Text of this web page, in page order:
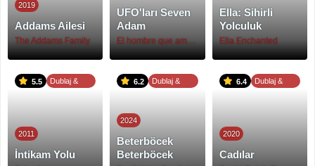
2019
Addams Ailesi
The Addams Family
UFO'ları Seven
Adam
El hombre que amaba los platos voladores
Ella: Sihirli
Yolculuk
Ella Enchanted
5.5
Dublaj &
2011
İntikam Yolu
6.2
Dublaj &
2024
Beterböcek
Beterböcek
6.4
Dublaj &
2020
Cadılar